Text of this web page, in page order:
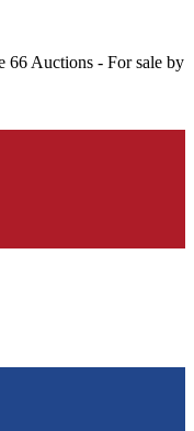
66 Auctions - For sale by